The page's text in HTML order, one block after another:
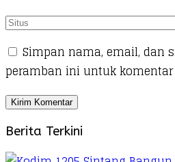
Simpan nama, email, dan
peramban ini untuk
Berita Terkini